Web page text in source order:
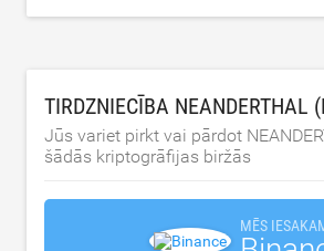
TIRDZNIECĪBA NEANDERTHAL
Jūs variet pirkt vai pārdot
šādās kriptogrāfijas biržās
MĒS